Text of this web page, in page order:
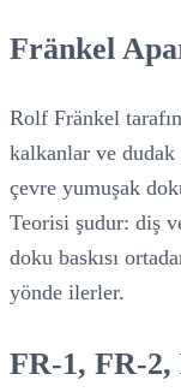
Fränkel
Rolf Fränkel
kalkanlar ve
çevre yumuşak
Teorisi şudur: diş
doku baskısı
yönde ilerler.
FR-1, FR-2,